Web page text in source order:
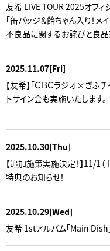
友希 LIVE TOUR 2025オフィ
「缶バッジ＆飴ちゃん入り！メ
不良品に関するお詫びと良
2025.11.07[Fri]
【友希】「ＣＢＣラジオ×ぎ
トサイン会も実施いたします。
2025.10.30[Thu]
【追加施策実施決定！】11/1
特典のお知らせ！
2025.10.29[Wed]
友希 1stアルバム「Main Dish